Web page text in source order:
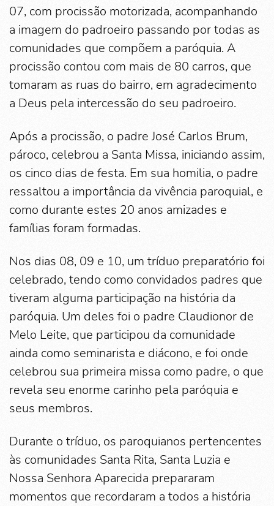
07, com procissão motorizada, acompanhando
a imagem do padroeiro passando por todas as
comunidades que compõem a paróquia. A
procissão contou com mais de 80 carros, que
tomaram as ruas do bairro, em agradecimento
a Deus pela intercessão do seu padroeiro.
Após a procissão, o padre José Carlos Brum,
pároco, celebrou a Santa Missa, iniciando assim,
os cinco dias de festa. Em sua homilia, o padre
ressaltou a importância da vivência paroquial, e
como durante estes 20 anos amizades e
famílias foram formadas.
Nos dias 08, 09 e 10, um tríduo preparatório foi
celebrado, tendo como convidados padres que
tiveram alguma participação na história da
paróquia. Um deles foi o padre Claudionor de
Melo Leite, que participou da comunidade
ainda como seminarista e diácono, e foi onde
celebrou sua primeira missa como padre, o que
revela seu enorme carinho pela paróquia e
seus membros.
Durante o tríduo, os paroquianos pertencentes
às comunidades Santa Rita, Santa Luzia e
Nossa Senhora Aparecida prepararam
momentos que recordaram a todos a história